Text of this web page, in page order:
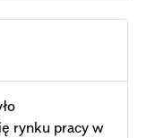
rynku pracy w